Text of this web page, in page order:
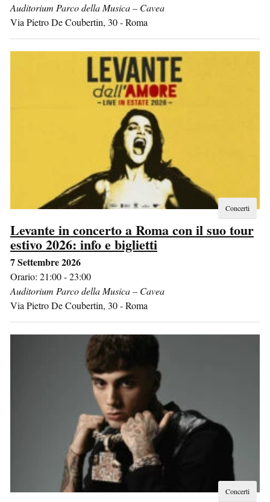
Auditorium Parco della Musica – Cavea
Via Pietro De Coubertin, 30-Roma
Concerti
Levante in concerto a Roma con il suo tour
estivo 2026: info e biglietti
7 Settembre 2026
Orario: 21:00 - 23:00
Auditorium Parco della Musica – Cavea
Via Pietro De Coubertin, 30-Roma
Concerti